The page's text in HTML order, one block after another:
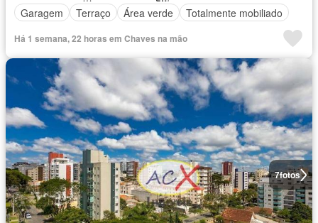
Garagem
Terraço Área verde Totalmente mobiliado
Há 1 semana, 22 horas em Chaves na mão
7fotos